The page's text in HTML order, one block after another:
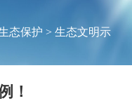
态保护 > 生态文明示
！